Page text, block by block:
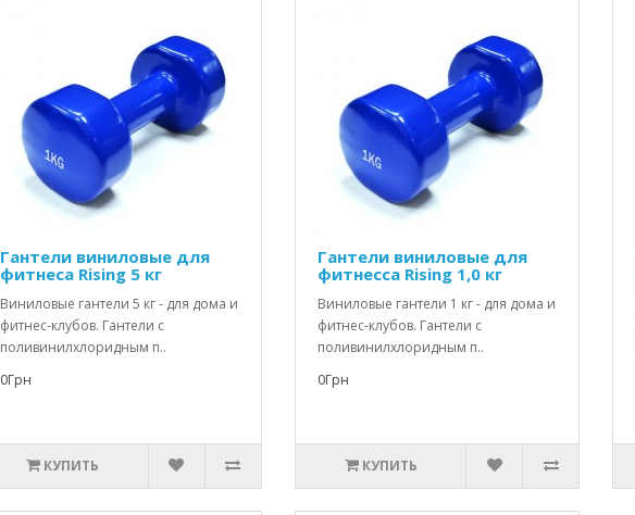
Гантели виниловые для
фитнеса Rising 5 кг
Виниловые гантели 5 кг - для дома и
фитнес-клубов. Гантели с
поливинилхлоридным п..
0Грн
КУПИТЬ
Гантели виниловые для
фитнесса Rising 1,0 кг
Виниловые гантели 1 кг - для дома и
фитнес-клубов. Гантели с
поливинилхлоридным п..
0Грн
КУПИТЬ